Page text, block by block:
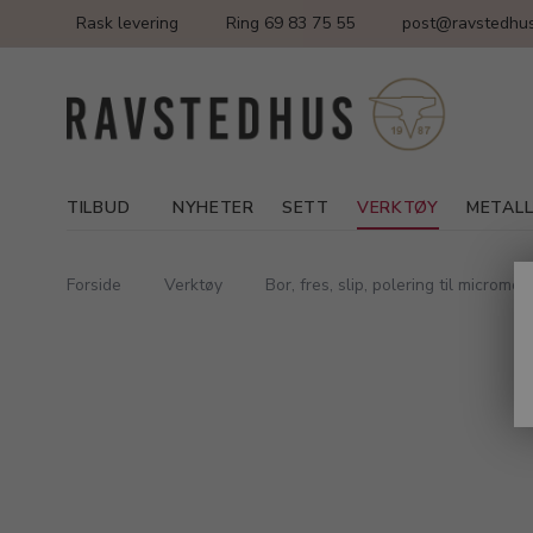
Rask levering Ring 69 83 75 55
TILBUD NYHETER SETT VERKTØY
Forside Verktøy Bor, fres, slip, polering til micromotor